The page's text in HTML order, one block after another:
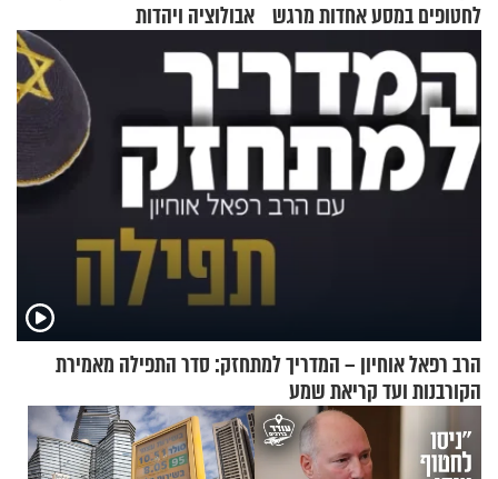
לחטופים במסע אחדות מרגש אבולוציה ויהדות
הרב רפאל אוחיון – המדריך למתחזק: סדר התפילה מאמירת
הקורבנות ועד קריאת שמע